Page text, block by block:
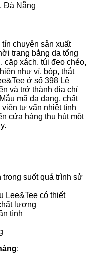
Đà Nẵng
chuyên sản xuất
trang bằng da tổng
cặp xách, túi đeo chéo,
như ví, bóp, thắt
ở số 398 Lê
và trở thành địa chỉ
mã đa dạng, chất
tư vấn nhiệt tình
cửa hàng thu hút một
suốt quá trình sử
Lee&Tee có thiết
lượng
tình
: